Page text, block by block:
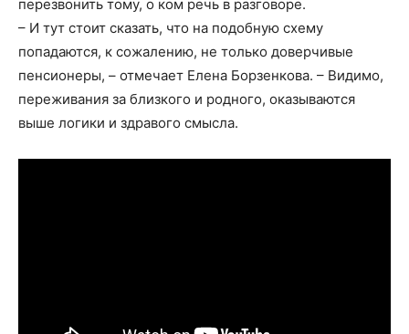
перезвонить тому, о ком речь в разговоре.
– И тут стоит сказать, что на подобную схему
попадаются, к сожалению, не только доверчивые
пенсионеры, – отмечает Елена Борзенкова. – Видимо,
переживания за близкого и родного, оказываются
выше логики и здравого смысла.